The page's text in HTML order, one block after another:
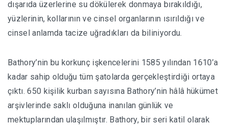
dışarıda üzerlerine su dökülerek donmaya bırakıldığı,
yüzlerinin, kollarının ve cinsel organlarının ısırıldığı ve
cinsel anlamda tacize uğradıkları da biliniyordu.
Bathory’nin bu korkunç işkencelerini 1585 yılından 1610’a
kadar sahip olduğu tüm şatolarda gerçekleştirdiği ortaya
çıktı. 650 kişilik kurban sayısına Bathory’nin hâlâ hükümet
arşivlerinde saklı olduğuna inanılan günlük ve
mektuplarından ulaşılmıştır. Bathory, bir seri katil olarak